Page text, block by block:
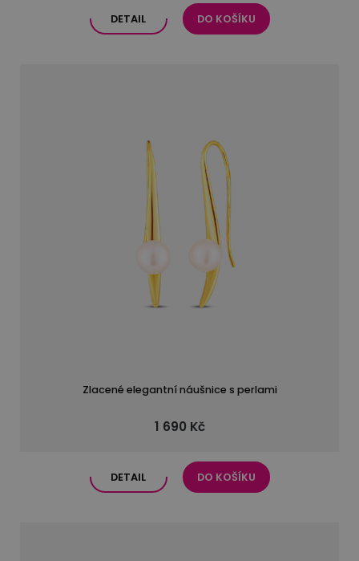
DETAIL DO KOŠÍKU
Zlacené elegantní náušnice s perlami
1 690 Kč
DETAIL DO KOŠÍKU